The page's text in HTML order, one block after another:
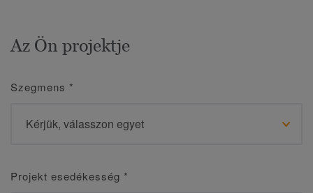
Az Ön projektje
Szegmens *
Projekt esedékesség *